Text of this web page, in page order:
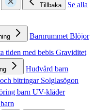
Tillbaka
Se alla
BarnrummetBlöjor
tiden med bebis Graviditet
Hudvård barn
bitringar Solglasögon
barn UV-kläder